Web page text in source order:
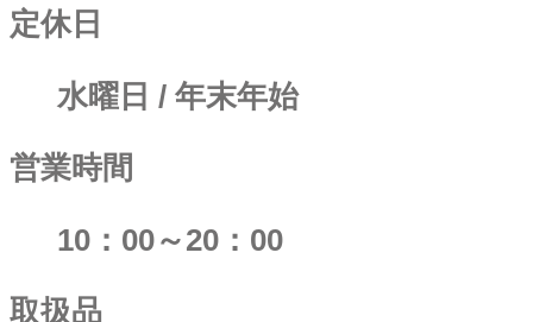
定休日
水曜日 / 年末年始
営業時間
10：00～20：00
取扱品